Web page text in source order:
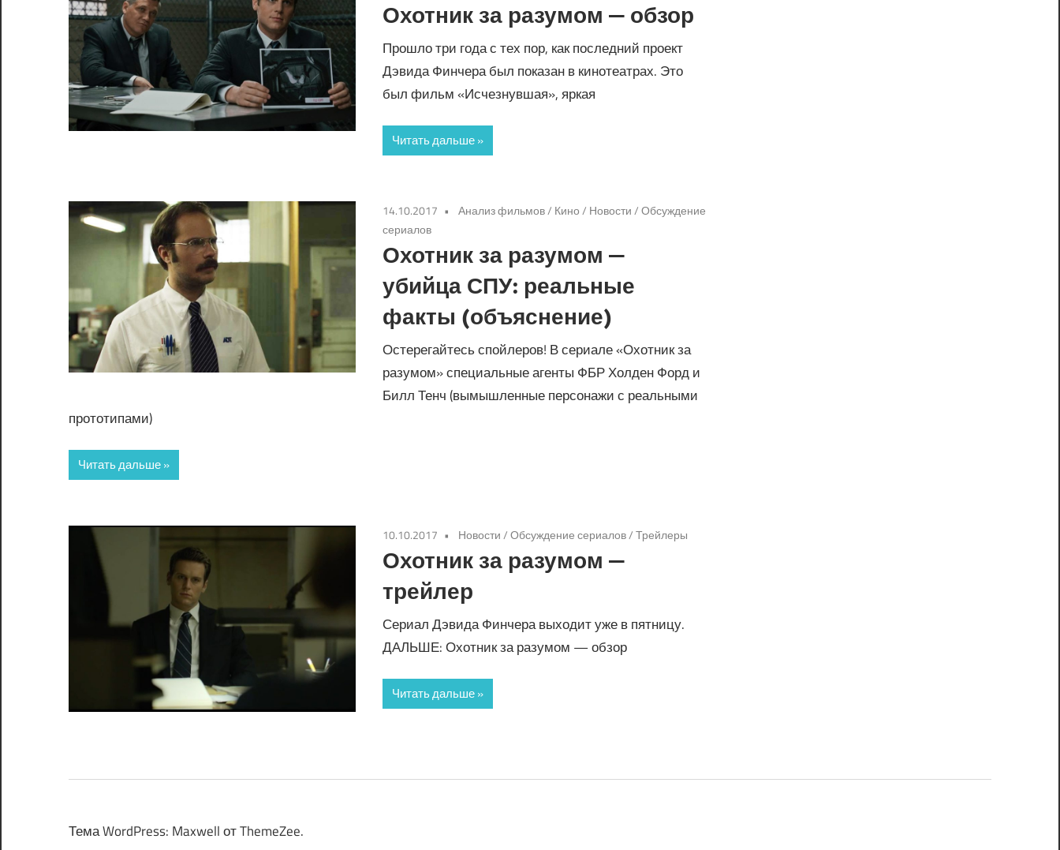
Охотник за разумом — обзор
Прошло три года с тех пор, как последний проект
Дэвида Финчера был показан в кинотеатрах. Это
был фильм «Исчезнувшая», яркая
Читать дальше
14.10.2017 Анализ фильмов/ Кино/ Новости/Обсуждение
сериалов
Охотник за разумом —
убийца СПУ: реальные
факты (объяснение)
Остерегайтесь спойлеров! В сериале «Охотник за
разумом» специальные агенты ФБР Холден Форд и
Билл Тенч (вымышленные персонажи с реальными
прототипами)
Читать дальше
10.10.2017 Новости/Обсуждение сериалов/Трейлеры
Охотник за разумом —
трейлер
Сериал Дэвида Финчера выходит уже в пятницу.
ДАЛЬШЕ: Охотник за разумом — обзор
Читать дальше
Тема WordPress: Maxwell от ThemeZee.